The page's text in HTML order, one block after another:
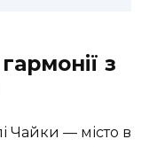
з
Чайки — місто в